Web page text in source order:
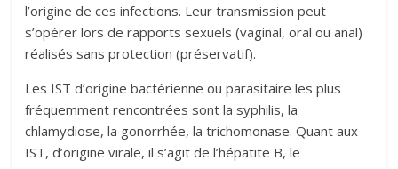
l’origine de ces infections. Leur transmission peut
s’opérer lors de rapports sexuels (vaginal, oral ou anal)
réalisés sans protection (préservatif).
Les IST d’origine bactérienne ou parasitaire les plus
fréquemment rencontrées sont la syphilis, la
chlamydiose, la gonorrhée, la trichomonase. Quant aux
IST, d’origine virale, il s’agit de l’hépatite B, le